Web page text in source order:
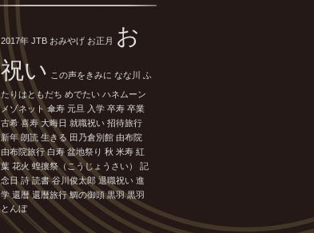
2017年 JTB おみやげ お正月 お
祝い この声をきみに なな川 ふ
たりはともだち めでたい ハネムーン
メゾネット 傘寿 元旦 入学 卒寿 卒業
古希 喜寿 大晦日 就職祝い 招待旅行
新年 朗読 生きる 田乃倉別館 由布院
由布院旅行 白寿 盆地祭り 秋 米寿 紅
葉 花火 蝗攘祭（こうじょうさい）
記
念日 詩 読書 谷川俊太郎 退職祝い 進
学 還暦 還暦旅行 鯛の御頭 黒羽 黒羽
とんぼ